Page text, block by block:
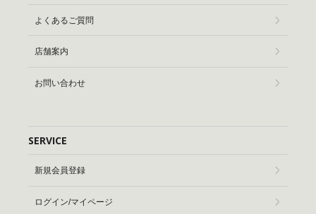
よくあるご質問
店舗案内
お問い合わせ
SERVICE
新規会員登録
ログイン/マイページ